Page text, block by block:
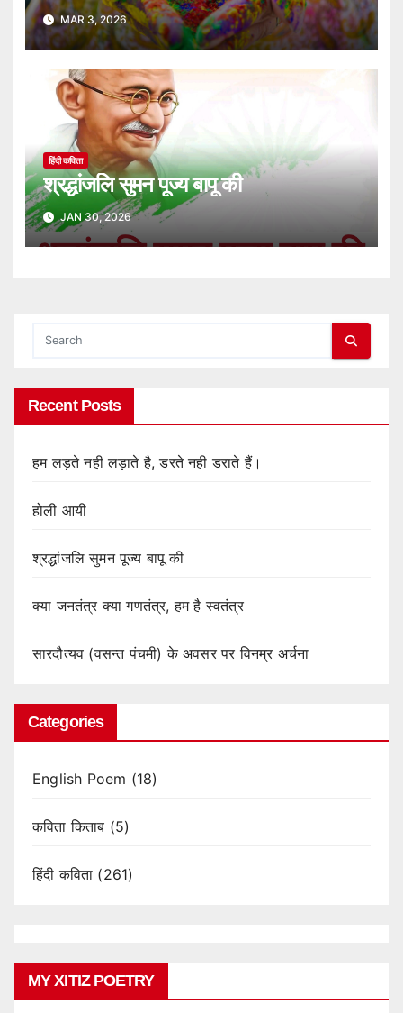
MAR 3, 2026
हिंदी कविता
श्रद्धांजलि सुमन पूज्य बापू की
JAN 30, 2026
Recent Posts
हम लड़ते नही लड़ाते है, डरते नही डराते हैं।
होली आयी
श्रद्धांजलि सुमन पूज्य बापू की
क्या जनतंत्र क्या गणतंत्र, हम है स्वतंत्र
सारदौत्यव (वसन्त पंचमी) के अवसर पर विनम्र अर्चना
Categories
English Poem (18)
कविता किताब (5)
हिंदी कविता (261)
MY XITIZ POETRY